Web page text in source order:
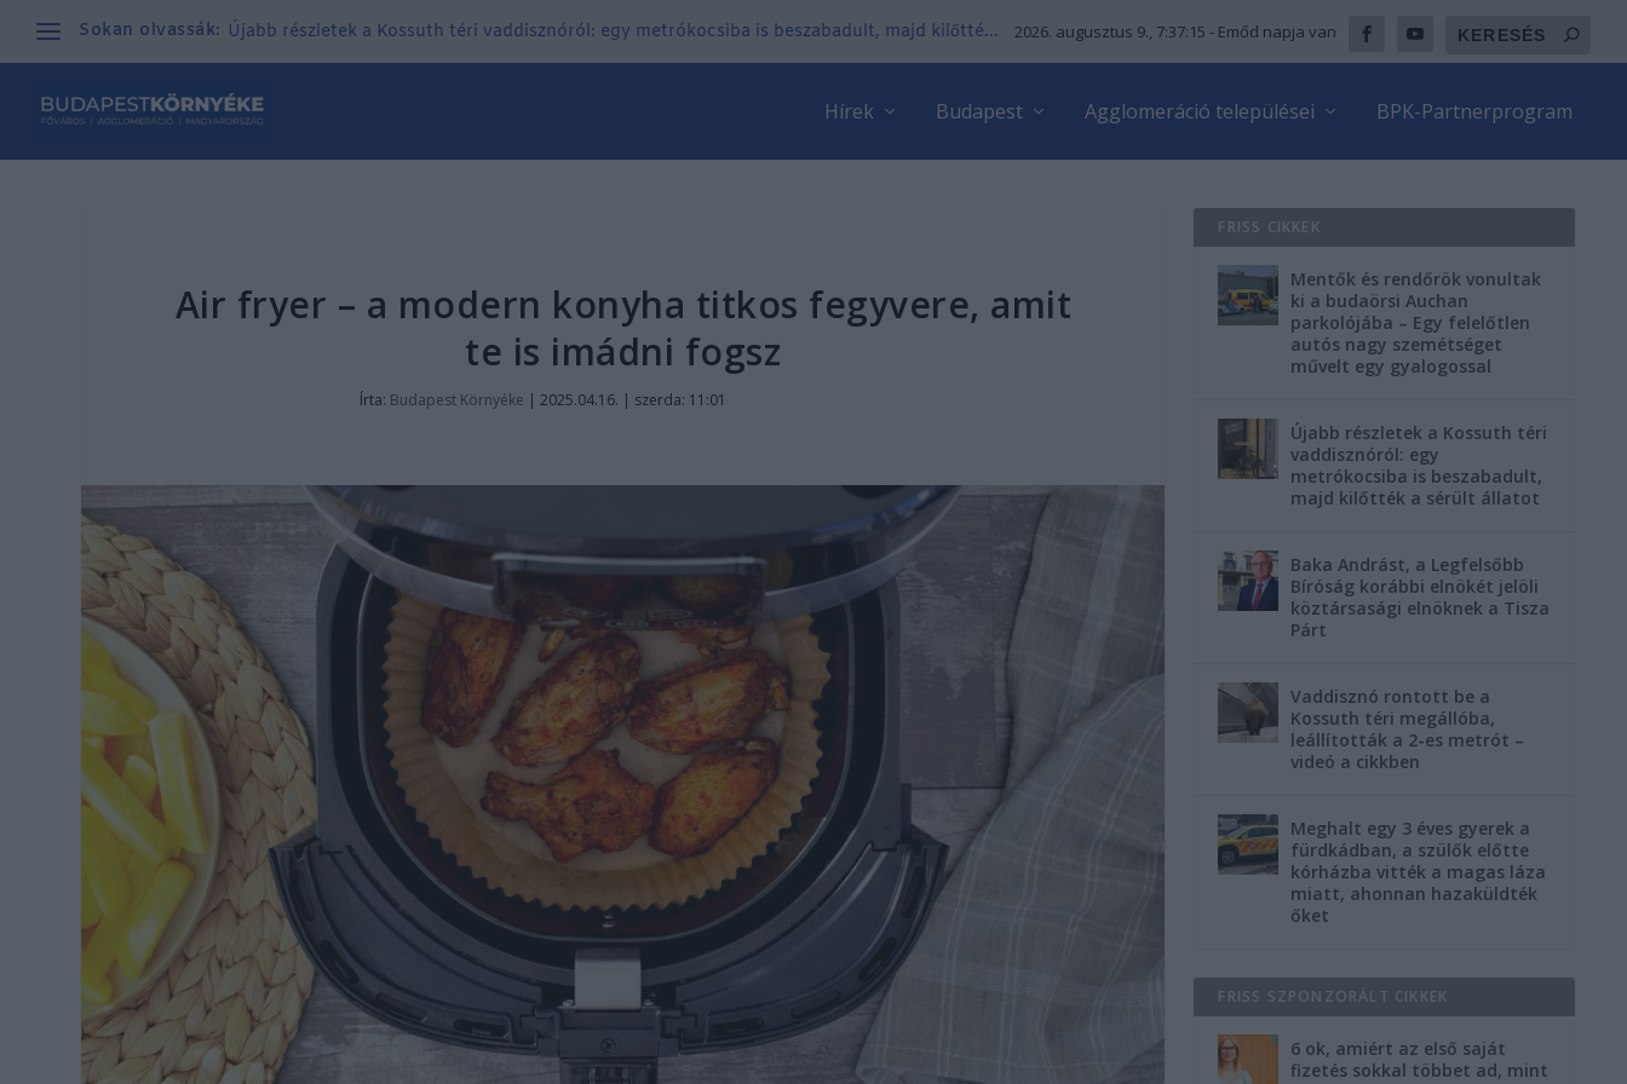
Sokan olvassák: Újabb részletek a Kossuth téri vaddisznóról: egy metrókocsiba is beszabadult, majd kilőtté... 2026. augusztus 9., 7:37:16 - Emőd napja van
Hírek Budapest Agglomeráció települései BPK-Partnerprogram
Air fryer – a modern konyha titkos fegyvere, amit
te is imádni fogsz
Írta: Budapest Környéke | 2025.04.16. | szerda: 11:01
FRISS CIKKEK
Mentők és rendőrök vonultak
ki a budaörsi Auchan
parkolójába – Egy felelőtlen
autós nagy szemétséget
művelt egy gyalogossal
Újabb részletek a Kossuth téri
vaddisznóról: egy
metrókocsiba is beszabadult,
majd kilőtték a sérült állatot
Baka Andrást, a Legfelsőbb
Bíróság korábbi elnökét jelöli
köztársasági elnöknek a Tisza
Párt
Vaddisznó rontott be a
Kossuth téri megállóba,
leállították a 2-es metrót –
videó a cikkben
Meghalt egy 3 éves gyerek a
fürdkádban, a szülők előtte
kórházba vitték a magas láza
miatt, ahonnan hazaküldték
őket
FRISS SZPONZORÁLT CIKKEK
6 ok, amiért az első saját
fizetés sokkal többet ad, mint